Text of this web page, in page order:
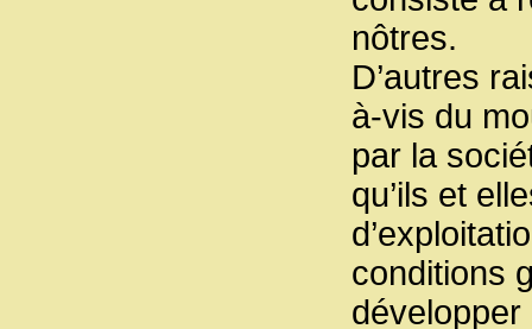
nôtres.
D’autres
à-vis du
par la
qu’ils et
conditions
développer